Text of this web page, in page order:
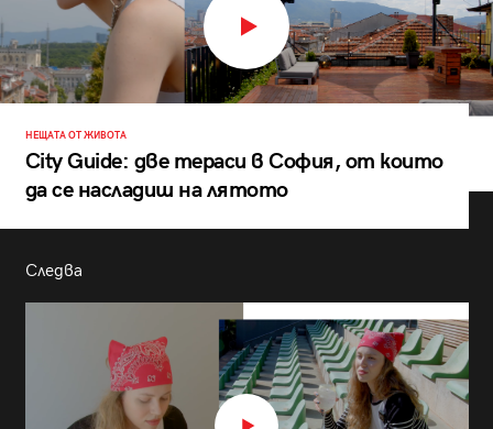
НЕЩАТА ОТ ЖИВОТА
City Guide: две тераси в София, от които
да се насладиш на лятото
Следва